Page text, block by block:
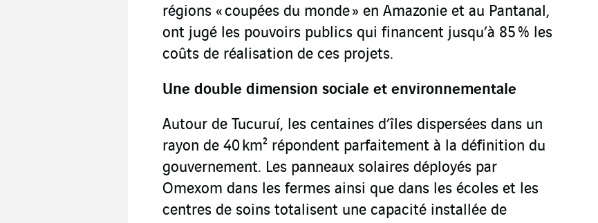
régions « coupées du monde » en Amazonie et au Pantanal,
ont jugé les pouvoirs publics qui financent jusqu’à 85 % les
coûts de réalisation de ces projets.
Une double dimension sociale et environnementale
Autour de Tucuruí, les centaines d’îles dispersées dans un
rayon de 40 km² répondent parfaitement à la définition du
gouvernement. Les panneaux solaires déployés par
Omexom dans les fermes ainsi que dans les écoles et les
centres de soins totalisent une capacité installée de